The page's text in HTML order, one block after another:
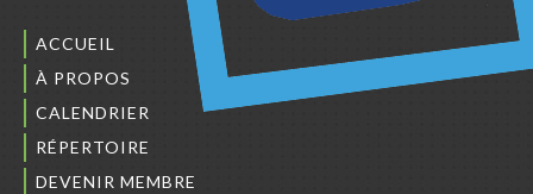
ACCUEIL
À PROPOS
CALENDRIER
RÉPERTOIRE
DEVENIR MEMBRE